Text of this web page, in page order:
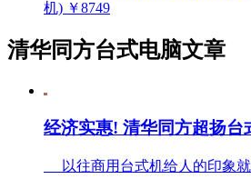
机) ￥8749
清华同方台式电脑文章
经济实惠! 清华同方超扬台
以往商用台式机给人的印象就